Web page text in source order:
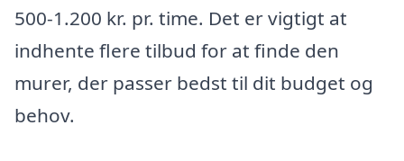
500-1.200 kr. pr. time. Det er vigtigt at
indhente flere tilbud for at finde den
murer, der passer bedst til dit budget og
behov.